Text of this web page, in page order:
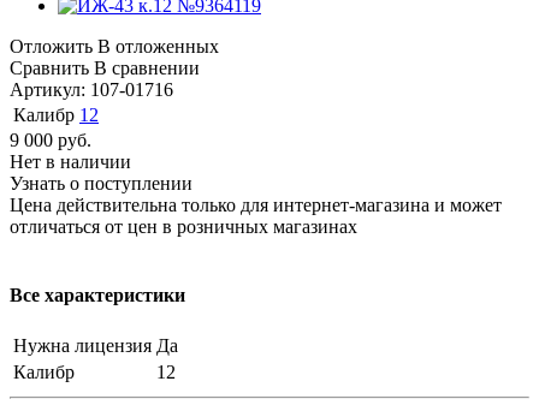
Отложить В отложенных
Сравнить В сравнении
Артикул: 107-01716
Калибр 12
9 000 руб.
Нет в наличии
Узнать о поступлении
Цена действительна только для интернет-магазина и может
отличаться от цен в розничных магазинах
Все характеристики
Нужна лицензия Да
Калибр
12